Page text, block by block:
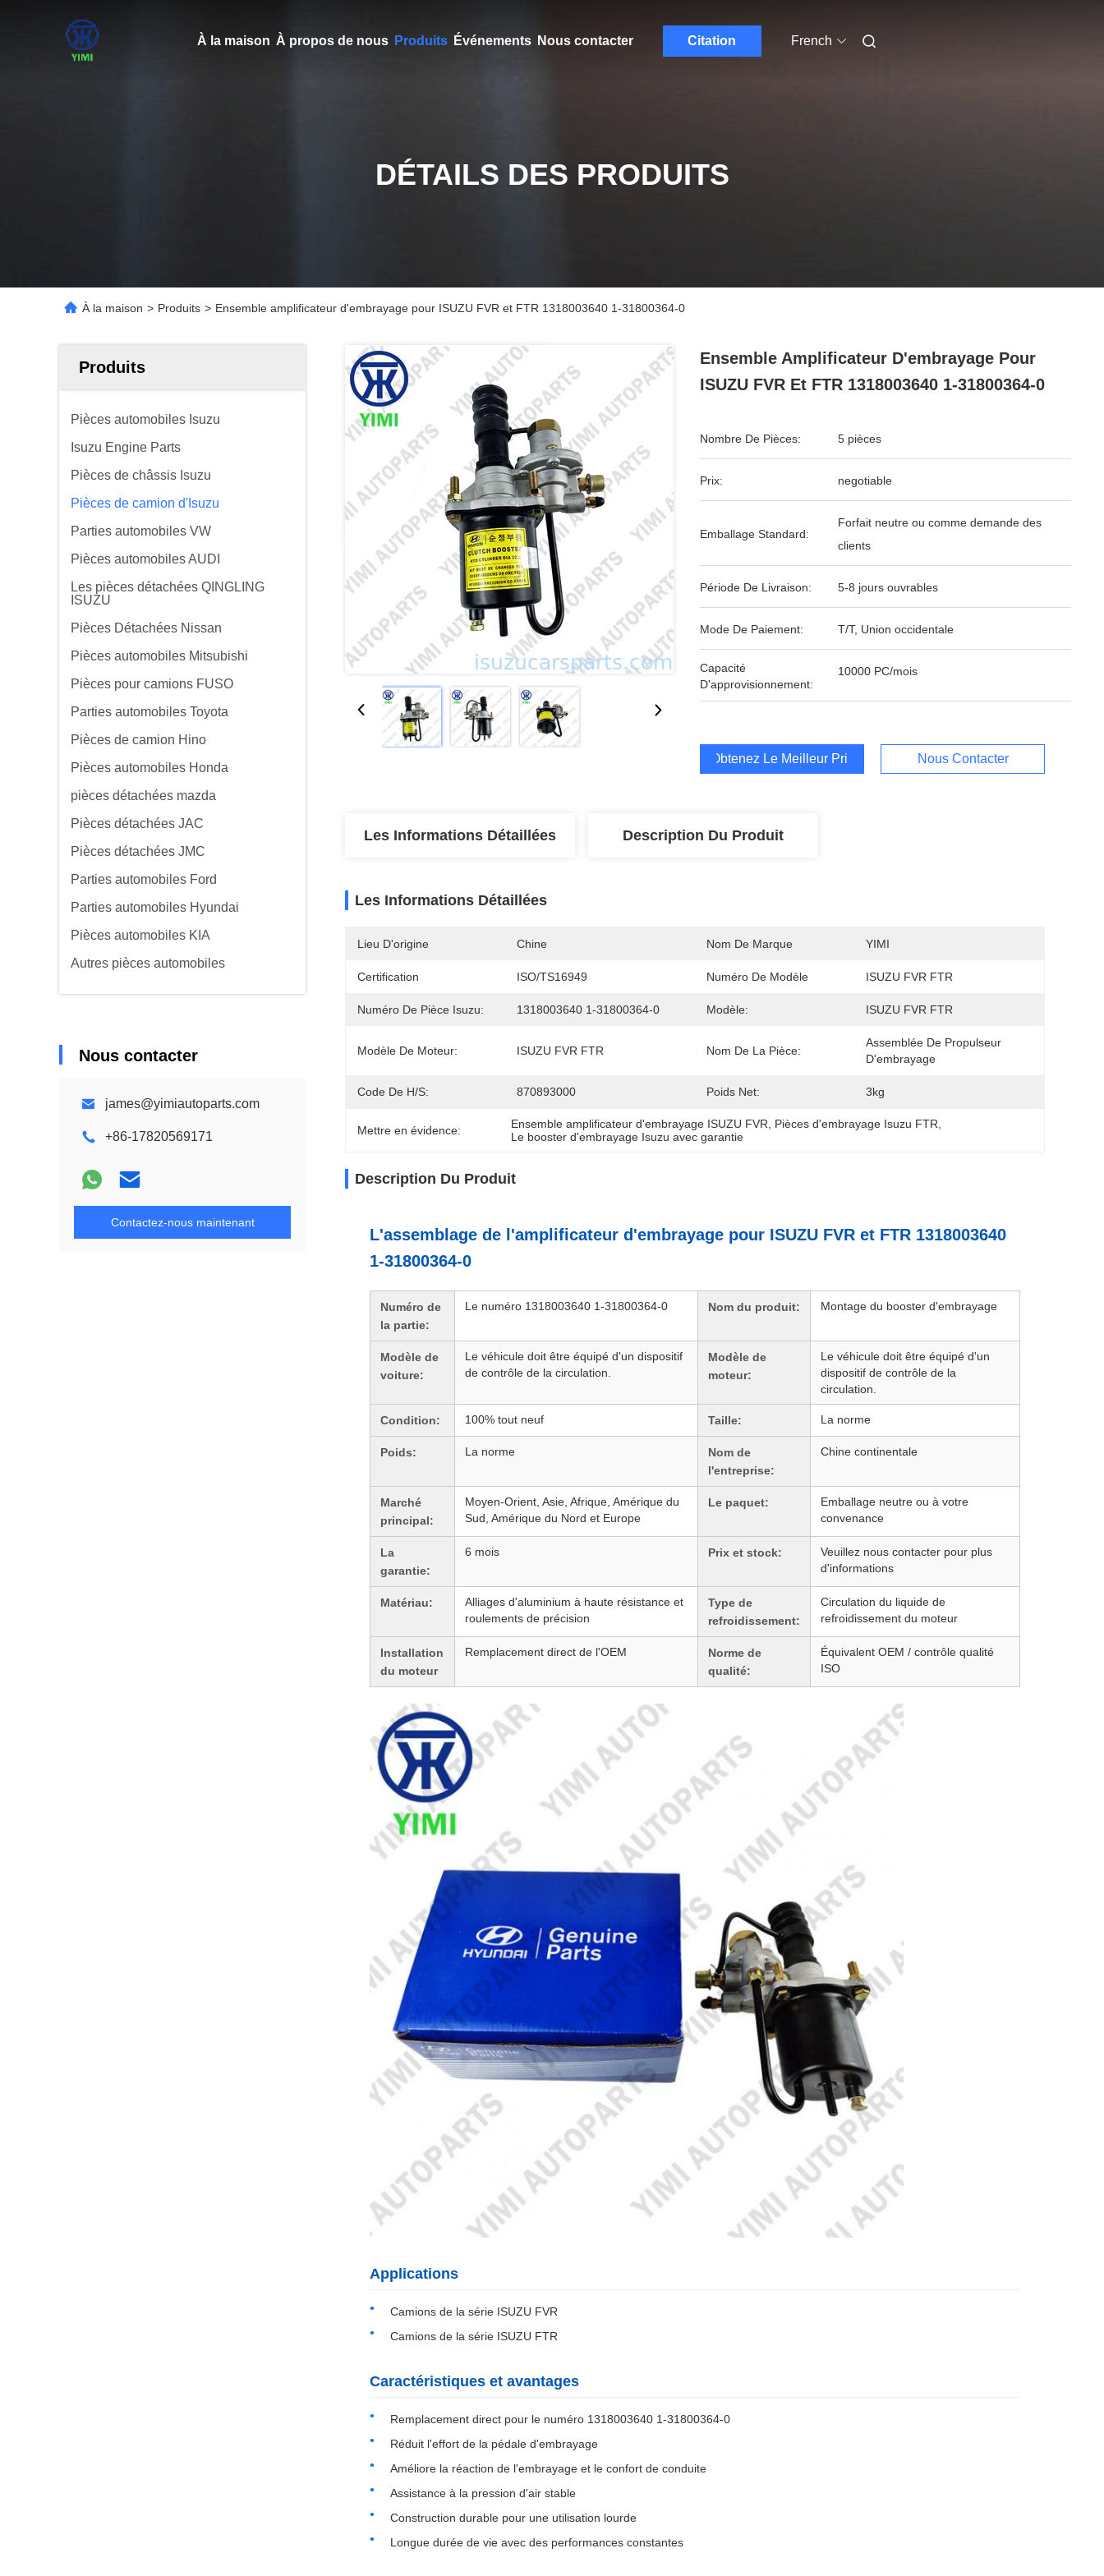
À la maison À propos de nous Produits Événements Nous contacter Citation French
DÉTAILS DES PRODUITS
À la maison > Produits > Ensemble amplificateur d'embrayage pour ISUZU FVR et FTR 1318003640 1-31800364-0
Produits
Pièces automobiles Isuzu
Isuzu Engine Parts
Pièces de châssis Isuzu
Pièces de camion d'Isuzu
Parties automobiles VW
Pièces automobiles AUDI
Les pièces détachées QINGLING
ISUZU
Pièces Détachées Nissan
Pièces automobiles Mitsubishi
Pièces pour camions FUSO
Parties automobiles Toyota
Pièces de camion Hino
Pièces automobiles Honda
pièces détachées mazda
Pièces détachées JAC
Pièces détachées JMC
Parties automobiles Ford
Parties automobiles Hyundai
Pièces automobiles KIA
Autres pièces automobiles
Nous contacter
james@yimiautoparts.com
+86-17820569171
Contactez-nous maintenant
Ensemble Amplificateur D'embrayage Pour
ISUZU FVR Et FTR 1318003640 1-31800364-0
Nombre De Pièces: 5 pièces
Prix: negotiable
Emballage Standard:
Forfait neutre ou comme demande des
clients
Période De Livraison: 5-8 jours ouvrables
Mode De Paiement: T/T, Union occidentale
Capacité
D'approvisionnement:
10000 PC/mois
Obtenez Le Meilleur Prix Nous Contacter
Les Informations Détaillées Description Du Produit
Les Informations Détaillées
Lieu D'origine Chine Nom De Marque YIMI
Certification ISO/TS16949 Numéro De Modèle ISUZU FVR FTR
Numéro De Pièce Isuzu: 1318003640 1-31800364-0 Modèle: ISUZU FVR FTR
Modèle De Moteur: ISUZU FVR FTR Nom De La Pièce:
Assemblée De Propulseur
D'embrayage
Code De H/S: 870893000 Poids Net: 3kg
Mettre en évidence: Ensemble amplificateur d'embrayage ISUZU FVR Pièces d'embrayage Isuzu FTR
Le booster d'embrayage Isuzu avec garantie
Description Du Produit
L'assemblage de l'amplificateur d'embrayage pour ISUZU FVR et FTR 1318003640
1-31800364-0
Numéro de
la partie:
Le numéro 1318003640 1-31800364-0 Nom du produit: Montage du booster d'embrayage
Modèle de
voiture:
Le véhicule doit être équipé d'un dispositif
de contrôle de la circulation.
Modèle de
moteur:
Le véhicule doit être équipé d'un
dispositif de contrôle de la
circulation.
Condition: 100% tout neuf Taille: La norme
Poids: La norme
Nom de
l'entreprise:
Chine continentale
Marché
principal:
Moyen-Orient, Asie, Afrique, Amérique du
Sud, Amérique du Nord et Europe
Le paquet:
Emballage neutre ou à votre
convenance
La
garantie:
6 mois Prix et stock:
Veuillez nous contacter pour plus
d'informations
Matériau:
Alliages d'aluminium à haute résistance et
roulements de précision
Type de
refroidissement:
Circulation du liquide de
refroidissement du moteur
Installation
du moteur
Remplacement direct de l'OEM
Norme de
qualité:
Équivalent OEM / contrôle qualité
ISO
Applications
Camions de la série ISUZU FVR
Camions de la série ISUZU FTR
Caractéristiques et avantages
Remplacement direct pour le numéro 1318003640 1-31800364-0
Réduit l'effort de la pédale d'embrayage
Améliore la réaction de l'embrayage et le confort de conduite
Assistance à la pression d'air stable
Construction durable pour une utilisation lourde
Longue durée de vie avec des performances constantes